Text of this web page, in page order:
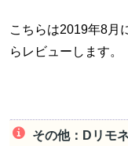
こちらは2019年8月
らレビューします。
その他：Dリモ